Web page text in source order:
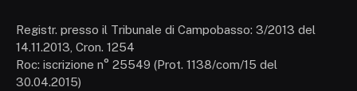
Registr. presso il Tribunale di Campobasso: 3/2013 del
14.11.2013, Cron. 1254
Roc: iscrizione n° 25549 (Prot. 1138/com/15 del
30.04.2015)